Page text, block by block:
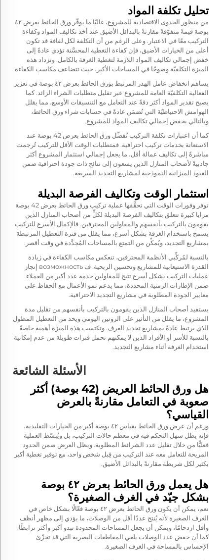
تحليل تكلفة المواد
من منظور الجدوى الاقتصادية للمشروع، غالبًا ما يوفّر ورق الحائط بعرض ٤٢
بوصة قيمةً متفوّقةً مقارنةً بالبدائل الأضيق عند أخذ تكاليف المواد وكفاءة
التركيب معًا في الاعتبار. وعلى الرغم من أن التكلفة لكل لفافة قد تكون
أعلى من الخيارات الأضيق، فإن كفاءة التغطية المحسَّنة تؤدي عادةً إلى
خفض إجمالي تكاليف المواد اللازمة لتغطية الغرفة بالكامل. وتزداد هذه
الميزة التكلفيّة وضوحًا في المساحات الأكبر، حيث تتضاعف مكاسب الكفاءة.
يساهم انخفاض عامل الهدر المرتبط بوَرق الحائط بعرض ٤٢ بوصة في تعزيز
الفعالية التكلفيّة العامة للمشروع عبر تقليل متطلبات الشراء الزائد. كما
يصبح تقدير المواد أكثر دقةً عند التعامل مع التنسيقات الأوسع، مما يقلل
الهوامش الاحتياطيّة التي تُضمَن عادةً في حسابات شراء ورق الحائط،
وبالتالي يخفض إجمالي تكاليف المواد للمشروع.
كما أن اعتبارات تكلفة التركيب تُفضِّل ورق الحائط بعرض 42 بوصة عند
الاستعانة بخدمات تركيب احترافية. فمتطلبات الوقت الأقل للتركيب تُرجمت
مباشرةً إلى تكاليف عمالة أقل، ما يجعل إجمالي استثمار المشروع أكثر
جاذبيةً لأصحاب المنازل الذين يسعون إلى نتائج ذات جودة احترافية ضمن
القيود الميزانية النموذجية لمشاريع التجديد السريعة.
استثمار الوقت وتكاليف الفرصة البديلة
توفر وفورات الوقت التي تحقَّقها عملية تركيب ورق الحائط بعرض 42 بوصة
مزايا كبيرة تتعلق بتكاليف الفرصة البديلة لكلٍّ من أصحاب المنازل الذين
يقومون بالتركيب بأنفسهم والمقاولين المحترفين. فالإكمال الأسرع للتركيب
يسمح باستخدام الغرفة بشكل أسرع، مما يقلل من فترة التعطيل المرتبطة
بمشاريع التجديد، ويُمكِّن من التمتع بالمساحات المُجدَّدة في وقت أقصر.
بالنسبة لمُركِّبي الأنظمة المحترفين، تنعكس مكاسب الكفاءة في زيادة
القدرة الاستيعابية للمشاريع وتحسين الربحية. ف возможность إنجاز
عمليات التركيب بشكل أسرع تتيح للمقاولين خدمة عدد أكبر من العملاء
ضمن الإطارات الزمنية المحددة، مما يدعم نمو الأعمال مع الحفاظ على
معايير الجودة المطلوبة في مشاريع التجديد الاحترافية.
يستفيد أصحاب المنازل الذين يقومون بالتركيب بأنفسهم من تقليل مدة
المشروع، ما يقلل من التأثير على الروتين اليومي ويحد من التعطيل المطول
الذي يرتبط عادةً بمشاريع تجديد الغرف. وتكتسب هذه الميزة أهمية خاصةً
بالنسبة للأسر أو الأفراد الذين لا يمكنهم تحمل فترات طويلة من عدم إمكانية
استخدام الغرفة أثناء مشاريع التجديد.
الأسئلة الشائعة
هل ورق الحائط العريض (42 بوصة) أكثر
صعوبة في التعامل مقارنةً بالعرض
القياسي؟
ورغم أن عرض ورق الحائط بقياس ٤٢ بوصة أكبر من الخيارات التقليدية،
فإنه يظل سهل التحكم فيه في معظم حالات التركيب، بل ويُبسّط العملية
فعليًّا من خلال تقليل عدد الشرائط المطلوبة. ويظل العرض ضمن الحدود
المريحة للتعامل معه عند التركيب من قِبل شخص واحد، مع توفير تغطية أكبر
بكثير لكل شريطة مقارنةً بالبدائل الأضيق.
هل يعمل ورق الحائط بعرض ٤٢ بوصة
بشكل جيّد في الغرف الصغيرة؟
نعم، يمكن أن يكون ورق الحائط بعرض ٤٢ بوصة فعّالًا بشكل خاص في
الغرف الصغيرة لأنه يُنتج عددًا أقل من الوصلات، ما يؤدي إلى مظهر أنظف
وأقل ازدحامًا، ويمكن أن يجعل المساحات المحدودة تبدو أكبر وأكثر ترابطًا.
كما أن خفض عدد الوصلات يلغي المقاطعات البصرية التي قد تجزّئ
الإحساس بالمساحة في الغرف الصغيرة.